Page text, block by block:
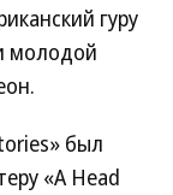
гуру
молодой
был
«A Head